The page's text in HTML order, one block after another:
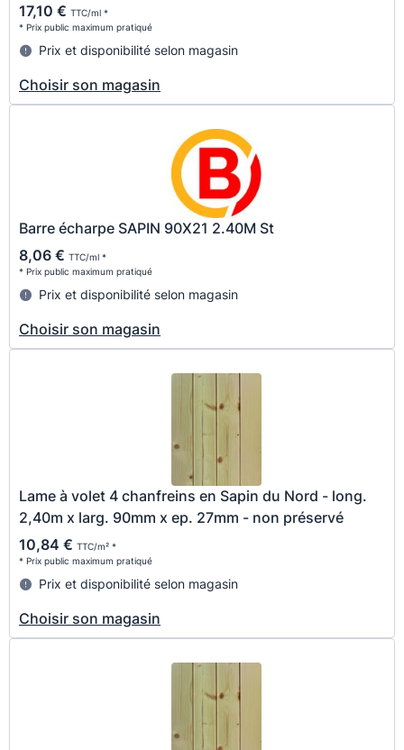
17,10 € TTC/ml *
* Prix public maximum pratiqué
Prix et disponibilité selon magasin
Choisir son magasin
Barre écharpe SAPIN 90X21 2.40M St
8,06 € TTC/ml *
* Prix public maximum pratiqué
Prix et disponibilité selon magasin
Choisir son magasin
Lame à volet 4 chanfreins en Sapin du Nord - long.
2,40m x larg. 90mm x ep. 27mm - non préservé
10,84 € TTC/m² *
* Prix public maximum pratiqué
Prix et disponibilité selon magasin
Choisir son magasin